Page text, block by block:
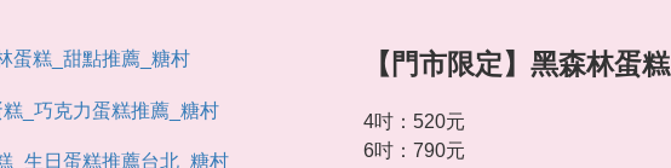
【門市限定】黑森林蛋糕
4吋：520元
6吋：790元